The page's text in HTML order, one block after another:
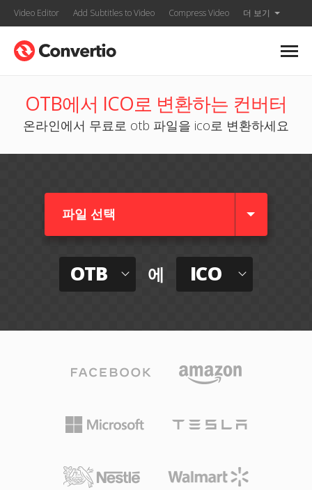
Video Editor Add Subtitles to Video Compress Video 더 보기
OTB에서 ICO로 변환하는 컨버터
온라인에서 무료로 otb 파일을 ico로 변환하세요
파일 선택
OTB 에 ICO